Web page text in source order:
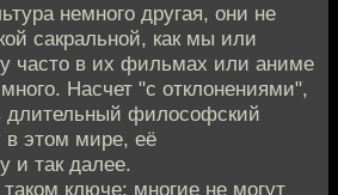
немного другая, они не
сакральной, как мы или
часто в их фильмах или аниме
Насчет "с отклонениями",
философский
в этом мире, её
и так далее.
ключе: многие не могут